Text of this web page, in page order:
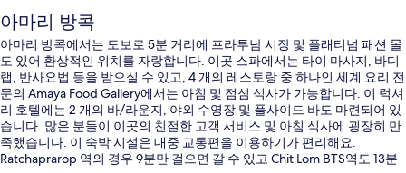
아마리 방콕
아마리 방콕에서는 도보로 5분 거리에 프라투남 시장 및 플래티넘 패션 몰
도 있어 환상적인 위치를 자랑합니다. 이곳 스파에서는 타이 마사지, 바디
랩, 반사요법 등을 받으실 수 있고, 4 개의 레스토랑 중 하나인 세계 요리 전
문의 Amaya Food Gallery에서는 아침 및 점심 식사가 가능합니다. 이 럭셔
리 호텔에는 2 개의 바/라운지, 야외 수영장 및 풀사이드 바도 마련되어 있
습니다. 많은 분들이 이곳의 친절한 고객 서비스 및 아침 식사에 굉장히 만
족했습니다. 이 숙박 시설은 대중 교통편을 이용하기가 편리해요.
Ratchaprarop 역의 경우 9분만 걸으면 갈 수 있고 Chit Lom BTS역도 13분